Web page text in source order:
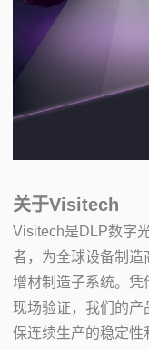
关于Visitech
Visitech是DLP数字
者，为全球设备制造
增材制造子系统。
现场验证，我们的
保连续生产的稳定性